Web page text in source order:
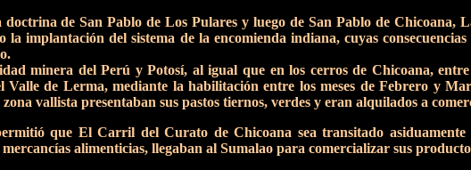
de San Pablo de Los Pulares y luego de San Pablo de Chicoana,
la implantación del sistema de la encomienda indiana, cuyas
minera del Perú y Potosí, al igual que en los cerros de Chicoana,
Valle de Lerma, mediante la habilitación entre los meses de Febrero y
vallista presentaban sus pastos tiernos, verdes y eran alquilados a
que El Carril del Curato de Chicoana sea transitado asiduamente
alimenticias, llegaban al Sumalao para comercializar sus